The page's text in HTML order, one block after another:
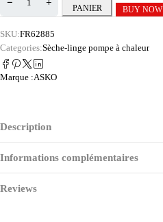
PANIER
BUY NOW
SKU:FR62885
Categories:Sèche-linge pompe à chaleur
Marque :ASKO
Description
Informations complémentaires
Reviews